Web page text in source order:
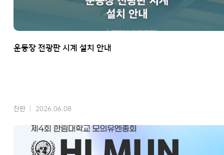
운동장 전광판 시계 설치 안내
찬란 2026.06.08